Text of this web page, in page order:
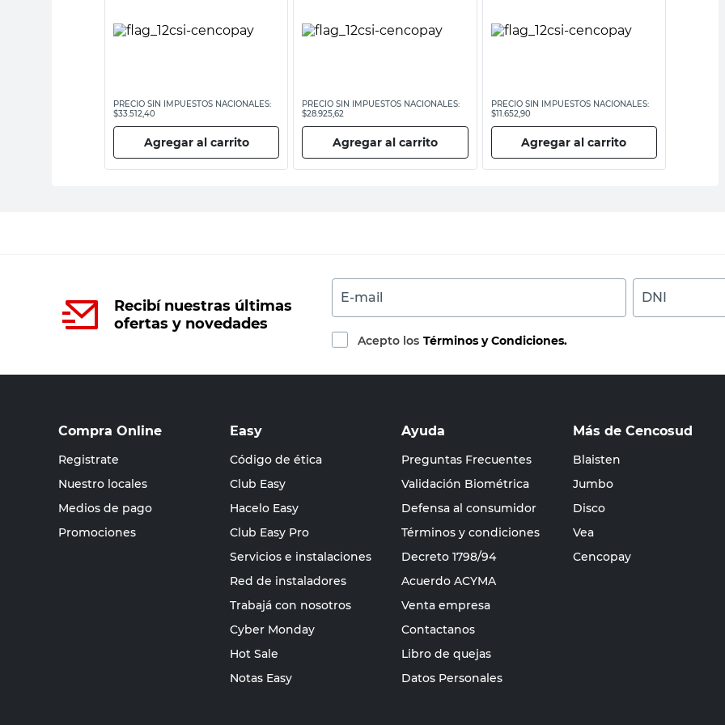
PRECIO SIN IMPUESTOS NACIONALES:
$33.512,40
Agregar al carrito
PRECIO SIN IMPUESTOS NACIONALES:
$28.925,62
Agregar al carrito
PRECIO SIN IMPUESTOS NACIONALES:
$11.652,90
Agregar al carrito
Recibí nuestras últimas
ofertas y novedades
E-mail DNI
Acepto los Términos y Condiciones.
Compra Online
Registrate
Nuestro locales
Medios de pago
Promociones
Easy
Código de ética
Club Easy
Hacelo Easy
Club Easy Pro
Servicios e instalaciones
Red de instaladores
Trabajá con nosotros
Cyber Monday
Hot Sale
Notas Easy
Ayuda
Preguntas Frecuentes
Validación Biométrica
Defensa al consumidor
Términos y condiciones
Decreto 1798/94
Acuerdo ACYMA
Venta empresa
Contactanos
Libro de quejas
Datos Personales
Más de Cencosud
Blaisten
Jumbo
Disco
Vea
Cencopay